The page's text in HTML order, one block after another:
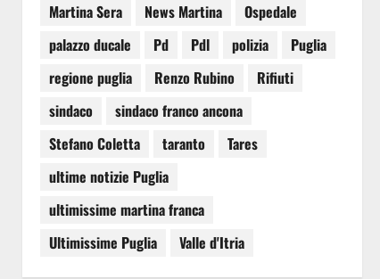
Martina Sera
News Martina
Ospedale
palazzo ducale
Pd Pdl polizia
Puglia
regione puglia
Renzo Rubino
Rifiuti
sindaco
sindaco franco ancona
Stefano Coletta
taranto
Tares
ultime notizie Puglia
ultimissime martina franca
Ultimissime Puglia
Valle d'Itria